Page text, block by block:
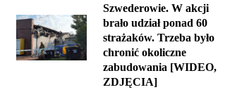
Szwederowie. W akcji
brało udział ponad 60
strażaków. Trzeba było
chronić okoliczne
zabudowania [WIDEO,
ZDJĘCIA]